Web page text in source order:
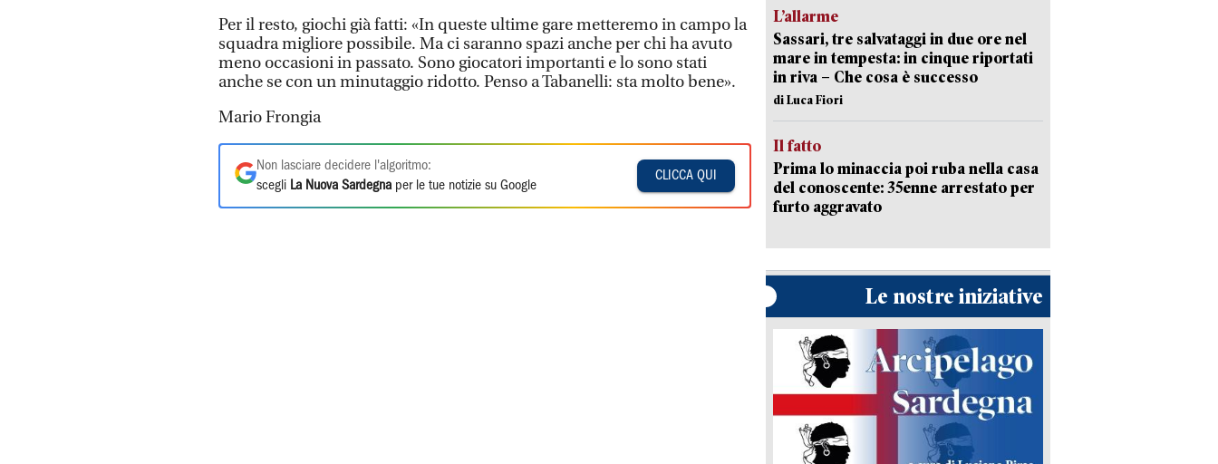
Per il resto, giochi già fatti: «In queste ultime gare metteremo in campo la
squadra migliore possibile. Ma ci saranno spazi anche per chi ha avuto
meno occasioni in passato. Sono giocatori importanti e lo sono stati
anche se con un minutaggio ridotto. Penso a Tabanelli: sta molto bene».
Mario Frongia
Non lasciare decidere l'algoritmo:
scegli La Nuova Sardegna per le tue notizie su Google
CLICCA QUI
L’allarme
Sassari, tre salvataggi in due ore nel
mare in tempesta: in cinque riportati
in riva – Che cosa è successo
di Luca Fiori
Il fatto
Prima lo minaccia poi ruba nella casa
del conoscente: 35enne arrestato per
furto aggravato
Le nostre iniziative